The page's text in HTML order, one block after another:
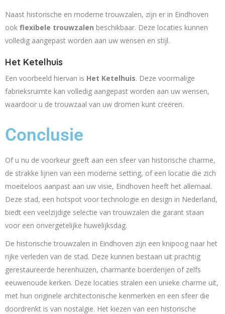
Naast historische en moderne trouwzalen, zijn er in Eindhoven
ook flexibele trouwzalen beschikbaar. Deze locaties kunnen
volledig aangepast worden aan uw wensen en stijl.
Het Ketelhuis
Een voorbeeld hiervan is Het Ketelhuis. Deze voormalige
fabrieksruimte kan volledig aangepast worden aan uw wensen,
waardoor u de trouwzaal van uw dromen kunt creëren.
Conclusie
Of u nu de voorkeur geeft aan een sfeer van historische charme,
de strakke lijnen van een moderne setting, of een locatie die zich
moeiteloos aanpast aan uw visie, Eindhoven heeft het allemaal.
Deze stad, een hotspot voor technologie en design in Nederland,
biedt een veelzijdige selectie van trouwzalen die garant staan
voor een onvergetelijke huwelijksdag.
De historische trouwzalen in Eindhoven zijn een knipoog naar het
rijke verleden van de stad. Deze kunnen bestaan uit prachtig
gerestaureerde herenhuizen, charmante boerderijen of zelfs
eeuwenoude kerken. Deze locaties stralen een unieke charme uit,
met hun originele architectonische kenmerken en een sfeer die
doordrenkt is van nostalgie. Het kiezen van een historische